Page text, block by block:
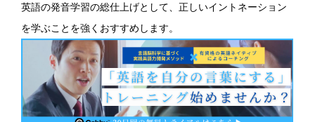
英語の発音学習の総仕上げとして、正しいイントネーション
を学ぶことを強くおすすめします。